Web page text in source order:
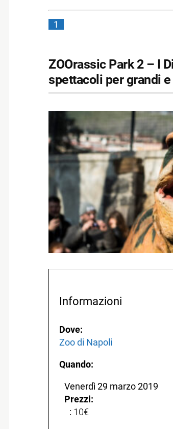
1
ZOOrassic Park 2 – I
spettacoli per grandi
Informazioni
Dove:
Zoo di Napoli
Quando:
Venerdì 29 marzo 2019
Prezzi:
: 10€